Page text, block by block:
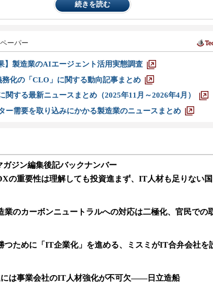
続きを読む
ーパー
】製造業のAIエージェント活用実態調査
務化の「CLO」に関する動向記事まとめ
関する最新ニュースまとめ（2025年11月～2026年4月）
ー需要を取り込みにかかる製造業のニュースまとめ
ジン編集後記バックナンバー
の重要性は理解しても投資進まず、IT人材も足りない
業のカーボンニュートラルへの対応は二極化、官民での
つために「IT企業化」を進める、ミスミがIT合弁会社を
は事業会社のIT人材強化が不可欠――日立造船